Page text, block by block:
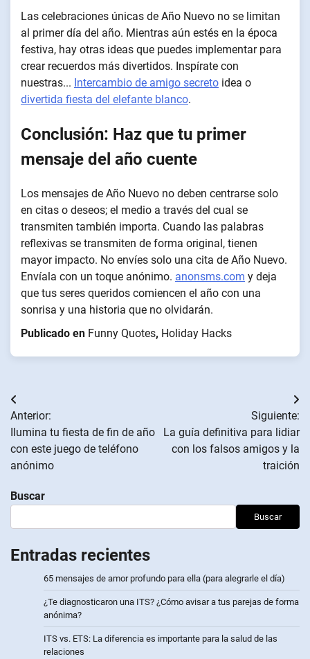
Las celebraciones únicas de Año Nuevo no se limitan
al primer día del año. Mientras aún estés en la época
festiva, hay otras ideas que puedes implementar para
crear recuerdos más divertidos. Inspírate con
nuestras... Intercambio de amigo secreto idea o
divertida fiesta del elefante blanco.
Conclusión: Haz que tu primer
mensaje del año cuente
Los mensajes de Año Nuevo no deben centrarse solo
en citas o deseos; el medio a través del cual se
transmiten también importa. Cuando las palabras
reflexivas se transmiten de forma original, tienen
mayor impacto. No envíes solo una cita de Año Nuevo.
Envíala con un toque anónimo. anonsms.com y deja
que tus seres queridos comiencen el año con una
sonrisa y una historia que no olvidarán.
Publicado en Funny Quotes, Holiday Hacks
Navegación
de
entradas
Anterior:
Ilumina tu fiesta de fin de año
con este juego de teléfono
anónimo
Siguiente:
La guía definitiva para lidiar
con los falsos amigos y la
traición
Buscar
Buscar
Entradas recientes
65 mensajes de amor profundo para ella (para alegrarle el día)
¿Te diagnosticaron una ITS? ¿Cómo avisar a tus parejas de forma
anónima?
ITS vs. ETS: La diferencia es importante para la salud de las
relaciones